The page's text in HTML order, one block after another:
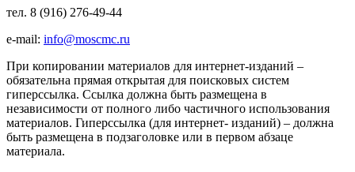
тел. 8 (916) 276-49-44
e-mail: info@moscmc.ru
При копировании материалов для интернет-изданий –
обязательна прямая открытая для поисковых систем
гиперссылка. Ссылка должна быть размещена в
независимости от полного либо частичного использования
материалов. Гиперссылка (для интернет- изданий) – должна
быть размещена в подзаголовке или в первом абзаце
материала.